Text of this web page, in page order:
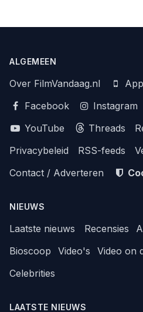
ALGEMEEN
Over FilmVandaag.nl
Facebook
Instagram
YouTube
Threads
Privacybeleid
RSS-feeds
Contact / Adverteren
NIEUWS
Laatste nieuws Recensies
Bioscoop
Video's Video on
Celebrities
LAATSTE NIEUWS